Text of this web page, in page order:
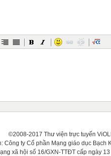
©2008-2017 Thư viện trực tuyến
Công ty Cổ phần Mạng giáo dục Bạch
xã hội số 16/GXN-TTĐT cấp ngày